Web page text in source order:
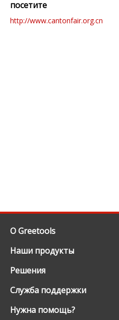
посетите
http://www.cantonfair.org.cn
О Greetools
Наши продукты
Решения
Служба поддержки
Нужна помощь?